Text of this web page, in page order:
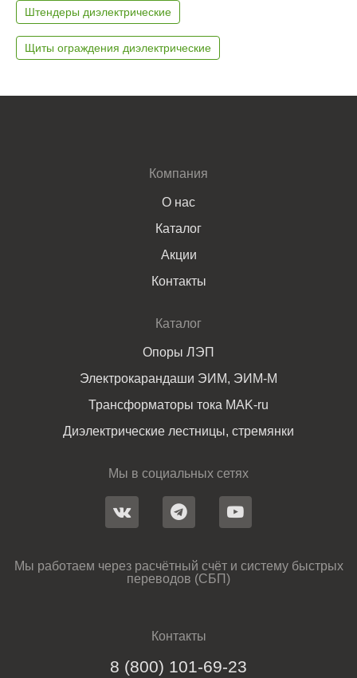
Штендеры диэлектрические
Щиты ограждения диэлектрические
Компания
О нас
Каталог
Акции
Контакты
Каталог
Опоры ЛЭП
Электрокарандаши ЭИМ, ЭИМ-М
Трансформаторы тока MAK-ru
Диэлектрические лестницы, стремянки
Мы в социальных сетях
Мы работаем через расчётный счёт и систему быстрых
переводов (СБП)
Контакты
8 (800) 101-69-23